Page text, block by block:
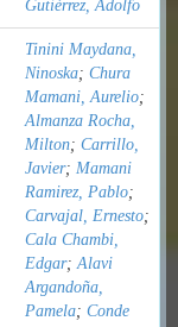
Gutiérrez, Adolfo
Tinini Maydana,
Ninoska; Chura
Mamani, Aurelio;
Almanza Rocha,
Milton; Carrillo,
Javier; Mamani
Ramirez, Pablo;
Carvajal, Ernesto;
Cala Chambi,
Edgar;Alavi
Argandoña,
Pamela; Conde